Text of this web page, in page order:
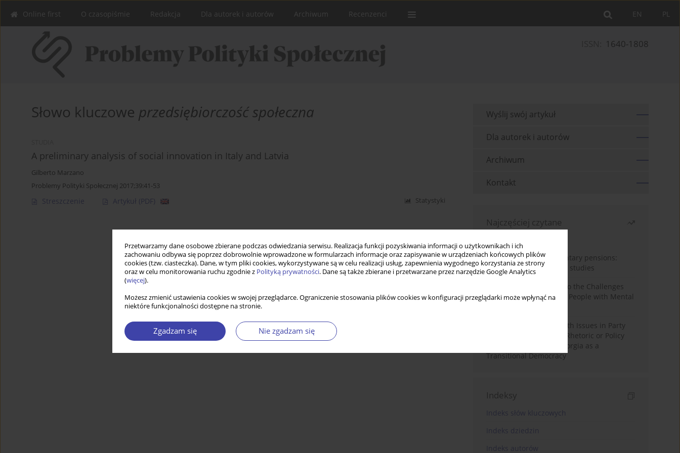
Przetwarzamy dane osobowe zbierane podczas odwiedzania serwisu. Realizacja funkcji pozyskiwania informacji o użytkownikach i ich
zachowaniu odbywa się poprzez dobrowolnie wprowadzone w formularzach informacje oraz zapisywanie w urządzeniach końcowych plików
cookies (tzw. ciasteczka). Dane, w tym pliki cookies, wykorzystywane są w celu realizacji usług, zapewnienia wygodnego korzystania ze strony
oraz w celu monitorowania ruchu zgodnie z Polityką prywatności. Dane są także zbierane i przetwarzane przez narzędzie Google Analytics
(więcej).
Możesz zmienić ustawienia cookies w swojej przeglądarce. Ograniczenie stosowania plików cookies w konfiguracji przeglądarki może wpłynąć na
niektóre funkcjonalności dostępne na stronie.
Zgadzam się Nie zgadzam się
PL
EN
Online first O czasopiśmie Redakcja Dla autorek i autorów Archiwum Recenzenci
1640-1808
Słowo kluczowe przedsiębiorczość społeczna
A preliminary analysis of social innovation in Italy and Latvia
Gilberto Marzano
Problemy Polityki Społecznej 2017;39:41-53
Streszczenie Artykuł (PDF) Statystyki
Wyślij swój artykuł
Dla autorek i autorów
Archiwum
Kontakt
Najczęściej czytane
Auto-enrolment in voluntary pensions:
Comparative OECD case studies
Bibliometric Insights into the Challenges
and Needs of Homeless People with Mental
The Politicisation of Youth Issues in Party
Programmes: Symbolic Rhetoric or Policy
Priority? The Case of Georgia as a
Transitional Democracy
Indeksy
Indeks słów kluczowych
Indeks dziedzin
Indeks autorów